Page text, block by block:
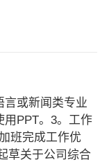
言或新闻类专业
用PPT。3。工作
班完成工作优
草关于公司综合